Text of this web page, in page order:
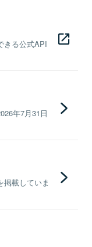
きる公式API
年7月31日
載していま